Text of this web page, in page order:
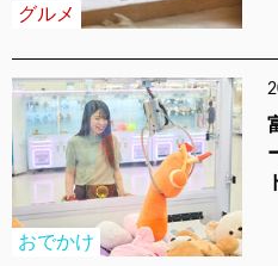
グルメ
おでかけ